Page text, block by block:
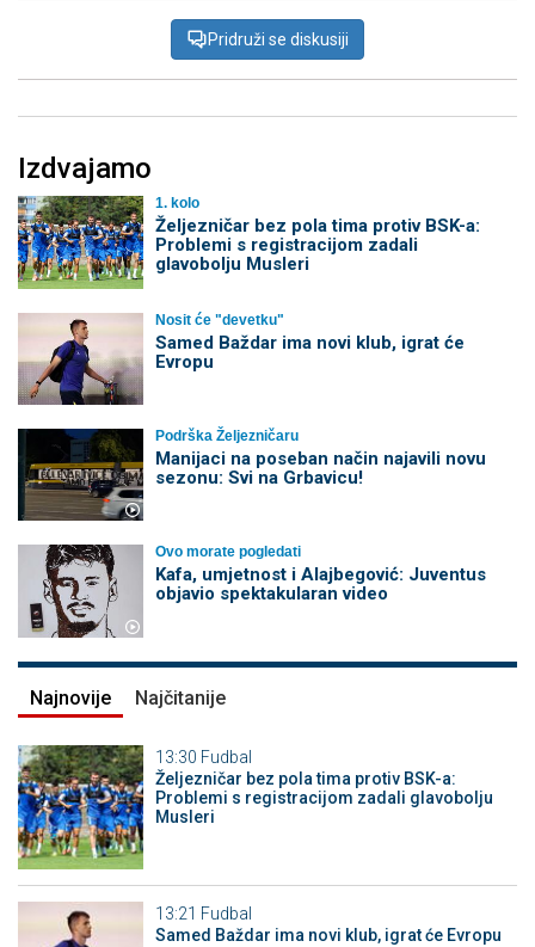
Pridruži se diskusiji
Izdvajamo
1. kolo
Željezničar bez pola tima protiv BSK-a:
Problemi s registracijom zadali
glavobolju Musleri
Nosit će "devetku"
Samed Baždar ima novi klub, igrat će
Evropu
Podrška Željezničaru
Manijaci na poseban način najavili novu
sezonu: Svi na Grbavicu!
Ovo morate pogledati
Kafa, umjetnost i Alajbegović: Juventus
objavio spektakularan video
Najnovije Najčitanije
13:30 Fudbal
Željezničar bez pola tima protiv BSK-a:
Problemi s registracijom zadali glavobolju
Musleri
13:21 Fudbal
Samed Baždar ima novi klub, igrat će Evropu